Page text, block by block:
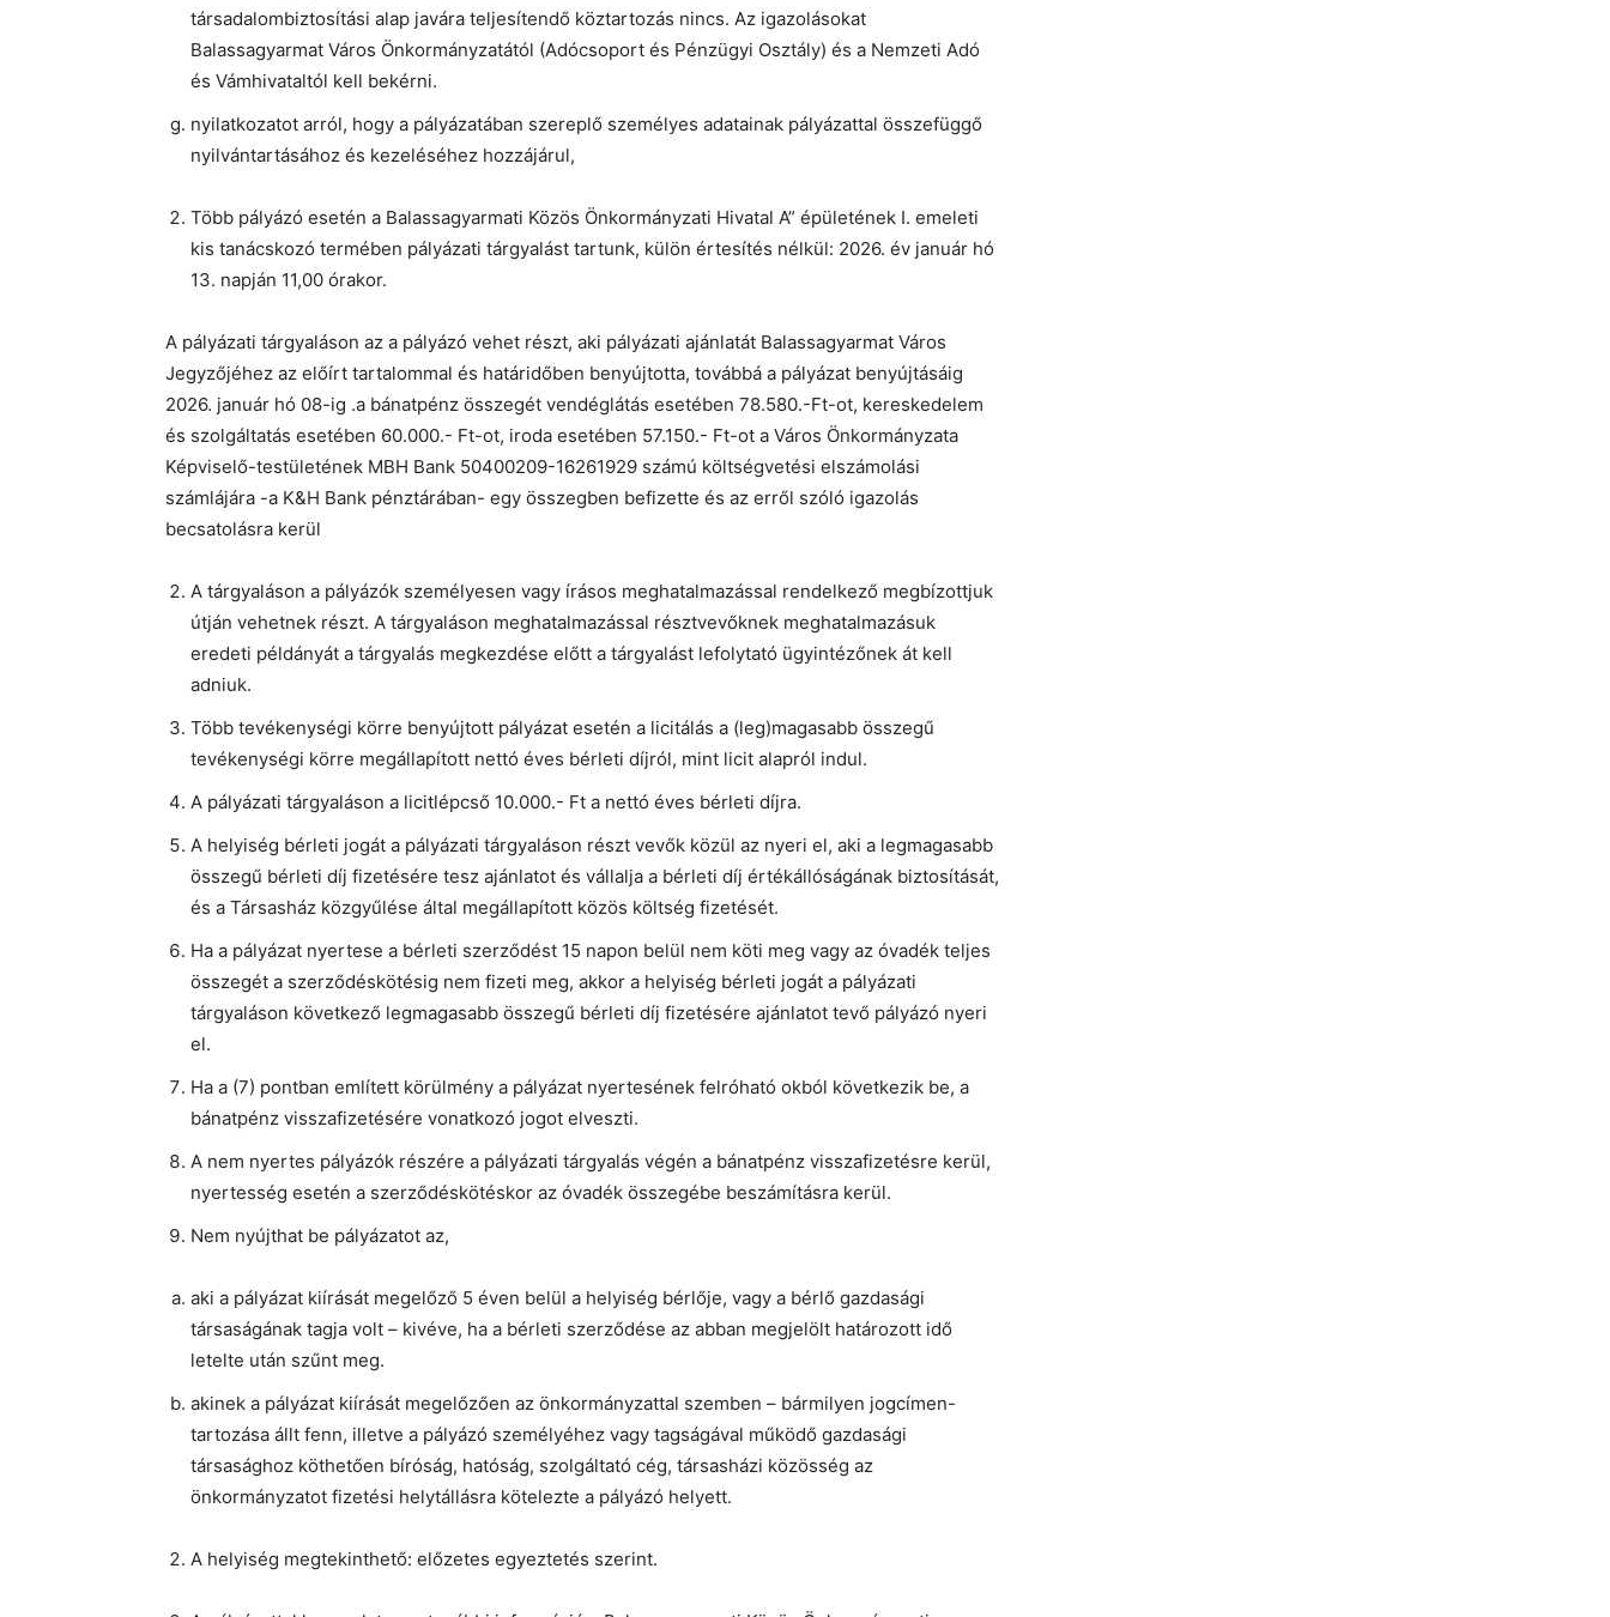
társadalombiztosítási alap javára teljesítendő köztartozás nincs. Az igazolásokat
Balassagyarmat Város Önkormányzatától (Adócsoport és Pénzügyi Osztály) és a Nemzeti Adó
és Vámhivataltól kell bekérni.
nyilatkozatot arról, hogy a pályázatában szereplő személyes adatainak pályázattal összefüggő
nyilvántartásához és kezeléséhez hozzájárul,
Több pályázó esetén a Balassagyarmati Közös Önkormányzati Hivatal A” épületének I. emeleti
kis tanácskozó termében pályázati tárgyalást tartunk, külön értesítés nélkül: 2026. év január hó
13. napján 11,00 órakor.
A pályázati tárgyaláson az a pályázó vehet részt, aki pályázati ajánlatát Balassagyarmat Város
Jegyzőjéhez az előírt tartalommal és határidőben benyújtotta, továbbá a pályázat benyújtásáig
2026. január hó 08-ig .a bánatpénz összegét vendéglátás esetében 78.580.-Ft-ot, kereskedelem
és szolgáltatás esetében 60.000.- Ft-ot, iroda esetében 57.150.- Ft-ot a Város Önkormányzata
Képviselő-testületének MBH Bank 50400209-16261929 számú költségvetési elszámolási
számlájára -a K&H Bank pénztárában- egy összegben befizette és az erről szóló igazolás
becsatolásra kerül
A tárgyaláson a pályázók személyesen vagy írásos meghatalmazással rendelkező megbízottjuk
útján vehetnek részt. A tárgyaláson meghatalmazással résztvevőknek meghatalmazásuk
eredeti példányát a tárgyalás megkezdése előtt a tárgyalást lefolytató ügyintézőnek át kell
adniuk.
Több tevékenységi körre benyújtott pályázat esetén a licitálás a (leg)magasabb összegű
tevékenységi körre megállapított nettó éves bérleti díjról, mint licit alapról indul.
A pályázati tárgyaláson a licitlépcső 10.000.- Ft a nettó éves bérleti díjra.
A helyiség bérleti jogát a pályázati tárgyaláson részt vevők közül az nyeri el, aki a legmagasabb
összegű bérleti díj fizetésére tesz ajánlatot és vállalja a bérleti díj értékállóságának biztosítását,
és a Társasház közgyűlése által megállapított közös költség fizetését.
Ha a pályázat nyertese a bérleti szerződést 15 napon belül nem köti meg vagy az óvadék teljes
összegét a szerződéskötésig nem fizeti meg, akkor a helyiség bérleti jogát a pályázati
tárgyaláson következő legmagasabb összegű bérleti díj fizetésére ajánlatot tevő pályázó nyeri
el.
Ha a (7) pontban említett körülmény a pályázat nyertesének felróható okból következik be, a
bánatpénz visszafizetésére vonatkozó jogot elveszti.
A nem nyertes pályázók részére a pályázati tárgyalás végén a bánatpénz visszafizetésre kerül,
nyertesség esetén a szerződéskötéskor az óvadék összegébe beszámításra kerül.
Nem nyújthat be pályázatot az,
aki a pályázat kiírását megelőző 5 éven belül a helyiség bérlője, vagy a bérlő gazdasági
társaságának tagja volt – kivéve, ha a bérleti szerződése az abban megjelölt határozott idő
letelte után szűnt meg.
akinek a pályázat kiírását megelőzően az önkormányzattal szemben – bármilyen jogcímen-
tartozása állt fenn, illetve a pályázó személyéhez vagy tagságával működő gazdasági
társasághoz köthetően bíróság, hatóság, szolgáltató cég, társasházi közösség az
önkormányzatot fizetési helytállásra kötelezte a pályázó helyett.
A helyiség megtekinthető: előzetes egyeztetés szerint.